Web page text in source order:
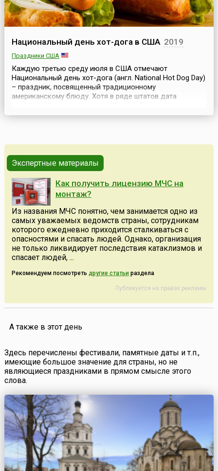
Национальный день хот-дога в США 2019
Праздники США
Каждую третью среду июля в США отмечают
Национальный день хот-дога (англ. National Hot Dog Day)
– праздник, посвященный традиционному
американскому блюду. Хотя в ряде штатов дата
вложенная в разрезанную с одного края удлиненную
доподлинно не знает, откуда ...
Экспертные материалы
Как получить лицензию МЧС на
монтаж?
Из названия МЧС понятно, чем занимается одно из
самых уважаемых ведомств страны, сотрудникам
которого ежедневно приходится сталкиваться с
опасностями и спасать людей. Однако, организация
не только ликвидирует последствия катаклизмов и
спасает людей, ...
Рекомендуем посмотреть другие статьи раздела
Публикуется на правах рекламы
А также в этот день
Здесь перечислены фестивали, памятные даты и т.п.,
имеющие большое значение для страны, но не
являющиеся праздниками в прямом смысле этого
слова.